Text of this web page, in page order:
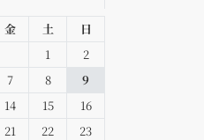
金 土
日
1
2
7 8
9
14 15
16
21 22
23